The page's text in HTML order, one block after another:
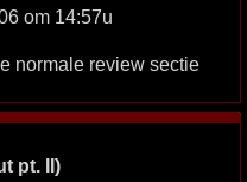
om 14:57u
normale review sectie
pt. II)